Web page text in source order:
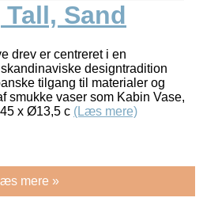
Sand
drev er centreret i en
designtradition
tilgang til materialer og
smukke vaser som Kabin Vase,
x Ø13,5 c (Læs mere)
mere »